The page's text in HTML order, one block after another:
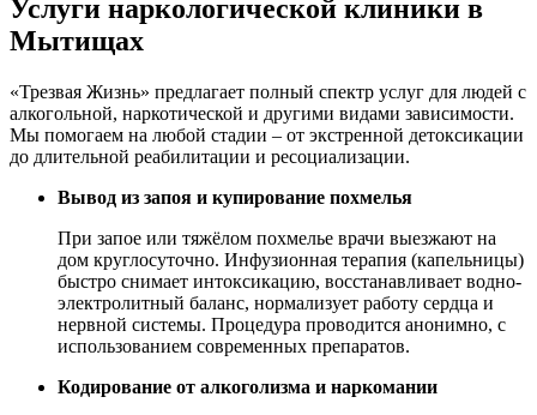
Услуги наркологической клиники в
Мытищах
«Трезвая Жизнь» предлагает полный спектр услуг для людей с
алкогольной, наркотической и другими видами зависимости.
Мы помогаем на любой стадии – от экстренной детоксикации
до длительной реабилитации и ресоциализации.
Вывод из запоя и купирование похмелья
При запое или тяжёлом похмелье врачи выезжают на
дом круглосуточно. Инфузионная терапия (капельницы)
быстро снимает интоксикацию, восстанавливает водно-
электролитный баланс, нормализует работу сердца и
нервной системы. Процедура проводится анонимно, с
использованием современных препаратов.
Кодирование от алкоголизма и наркомании